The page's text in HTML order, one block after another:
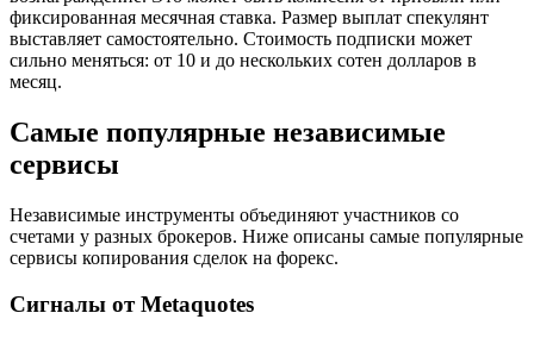
фиксированная месячная ставка. Размер выплат спекулянт
выставляет самостоятельно. Стоимость подписки может
сильно меняться: от 10 и до нескольких сотен долларов в
месяц.
Самые популярные независимые
сервисы
Независимые инструменты объединяют участников со
счетами у разных брокеров. Ниже описаны самые популярные
сервисы копирования сделок на форекс.
Сигналы от Metaquotes